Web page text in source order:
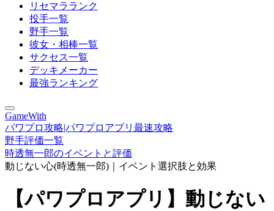
リセマラランク
投手一覧
野手一覧
彼女・相棒一覧
サクセス一覧
デッキメーカー
最強ランキング
GameWith
パワプロ攻略|パワプロアプリ最速攻略
野手評価一覧
時透無一郎のイベントと評価
動じない心(時透無一郎)｜イベント選択肢と効果
【パワプロアプリ】動じない